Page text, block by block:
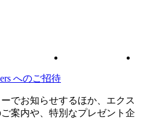
へのご招待
でお知らせするほか、エクス
案内や、特別なプレゼント企